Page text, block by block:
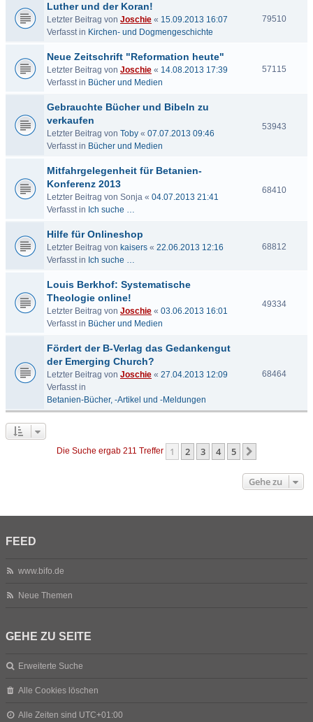
Luther und der Koran!
Letzter Beitrag von Joschie « 15.09.2013 16:07
Verfasst in Kirchen- und Dogmengeschichte
79510
Neue Zeitschrift "Reformation heute"
Letzter Beitrag von Joschie « 14.08.2013 17:39
Verfasst in Bücher und Medien
57115
Gebrauchte Bücher und Bibeln zu
verkaufen
Letzter Beitrag von Toby « 07.07.2013 09:46
Verfasst in Bücher und Medien
53943
Mitfahrgelegenheit für Betanien-
Konferenz 2013
Letzter Beitrag von Sonja « 04.07.2013 21:41
Verfasst in Ich suche …
68410
Hilfe für Onlineshop
Letzter Beitrag von kaisers « 22.06.2013 12:16
Verfasst in Ich suche …
68812
Louis Berkhof: Systematische
Theologie online!
Letzter Beitrag von Joschie « 03.06.2013 16:01
Verfasst in Bücher und Medien
49334
Fördert der B-Verlag das Gedankengut
der Emerging Church?
Letzter Beitrag von Joschie « 27.04.2013 12:09
Verfasst in
Betanien-Bücher, -Artikel und -Meldungen
68464
Die Suche ergab 211 Treffer 1 2 3 4 5
Gehe zu
FEED
www.bifo.de
Neue Themen
GEHE ZU SEITE
Erweiterte Suche
Alle Cookies löschen
Alle Zeiten sind UTC+01:00